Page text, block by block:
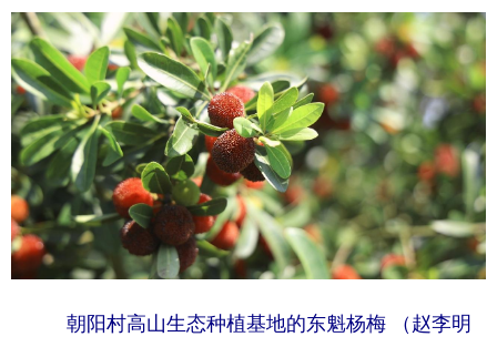
学术中国 乡村振兴 银龄 溯源中国
城市 旅游 能源 会展
彩票 娱乐 时尚 悦读
公益 一带一路 亚太网 上市公司
文化产业
地方频道
北京 天津 河北 山西
朝阳村高山生态种植基地的东魁杨梅 （赵李明